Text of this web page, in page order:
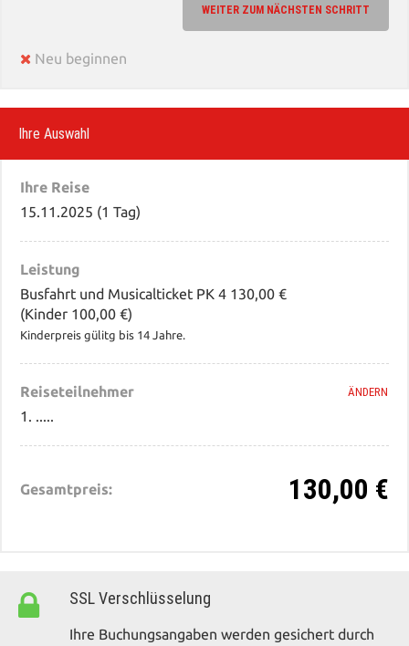
WEITER ZUM NÄCHSTEN SCHRITT
Neu beginnen
Ihre Auswahl
Ihre Reise
15.11.2025 (1 Tag)
Leistung
Busfahrt und Musicalticket PK 4 130,00 €
(Kinder 100,00 €)
Kinderpreis gülitg bis 14 Jahre.
Reiseteilnehmer ÄNDERN
1. .....
Gesamtpreis: 130,00 €
SSL Verschlüsselung
Ihre Buchungsangaben werden gesichert durch